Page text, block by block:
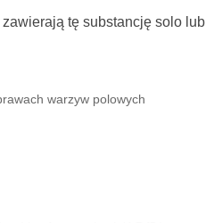
tę substancję solo lub
warzyw polowych